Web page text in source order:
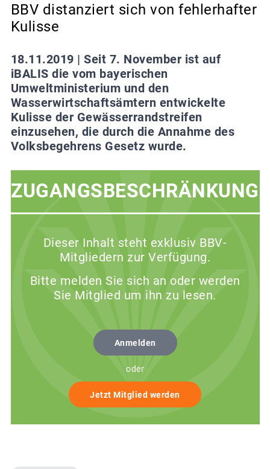
BBV distanziert sich von fehlerhafter
Kulisse
18.11.2019 | Seit 7. November ist auf
iBALIS die vom bayerischen
Umweltministerium und den
Wasserwirtschaftsämtern entwickelte
Kulisse der Gewässerrandstreifen
einzusehen, die durch die Annahme des
Volksbegehrens Gesetz wurde.
ZUGANGSBESCHRÄNKUNG
Dieser Inhalt steht exklusiv BBV-
Mitgliedern zur Verfügung.
Bitte melden Sie sich an oder werden
Sie Mitglied um ihn zu lesen.
Anmelden
oder
Jetzt Mitglied werden